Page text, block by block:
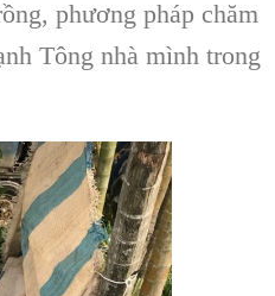
phương pháp chăm
Tông nhà mình trong